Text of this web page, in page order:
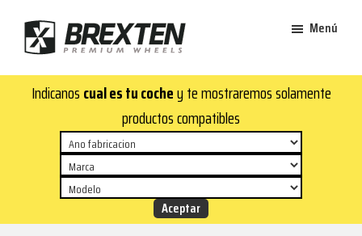
contenido
principal
de
página
Brexten
aluminio
premium
¡En
Brexten.com
encontrarás
aluminio
top!
Menú
Indicanos cual es tu cochey te mostraremos solamente
productos compatibles